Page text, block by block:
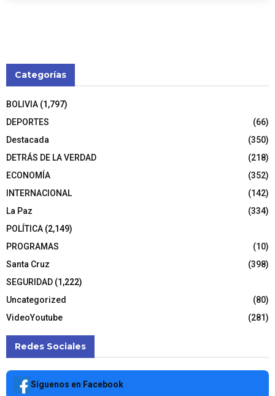
Categorías
BOLIVIA (1,797)
DEPORTES
(66)
Destacada
(350)
DETRÁS DE LA VERDAD
(218)
ECONOMÍA
(352)
INTERNACIONAL
(142)
La Paz
(334)
POLÍTICA (2,149)
PROGRAMAS
(10)
Santa Cruz
(398)
SEGURIDAD (1,222)
Uncategorized
(80)
VideoYoutube
(281)
Redes Sociales
Síguenos en Facebook